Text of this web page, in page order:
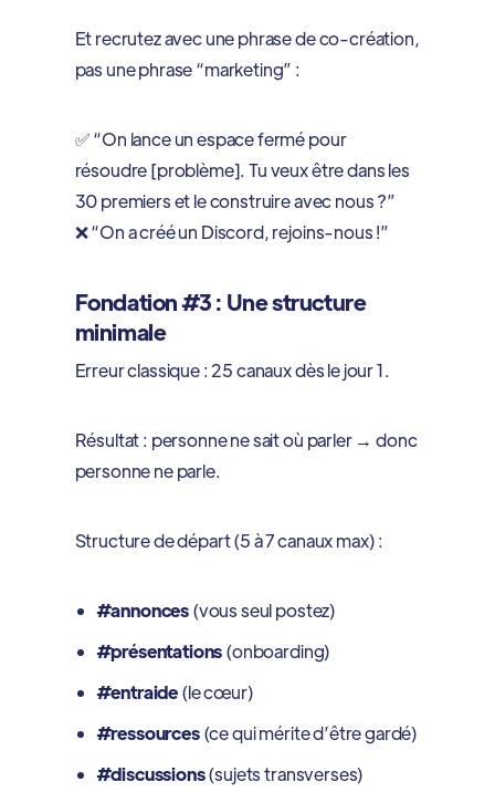
Et recrutez avec une phrase de co-création,
pas une phrase “marketing” :
✅ “On lance un espace fermé pour
résoudre [problème]. Tu veux être dans les
30 premiers et le construire avec nous ?”
❌ “On a créé un Discord, rejoins-nous !”
Fondation #3 : Une structure
minimale
Erreur classique : 25 canaux dès le jour 1.
Résultat : personne ne sait où parler → donc
personne ne parle.
Structure de départ (5 à 7 canaux max) :
#annonces(vous seul postez)
#présentations(onboarding)
#entraide(le cœur)
#ressources(ce qui mérite d’être gardé)
#discussions(sujets transverses)